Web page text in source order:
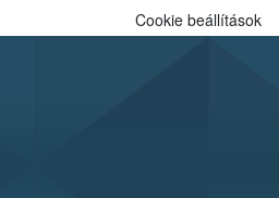
Cookie beállítások